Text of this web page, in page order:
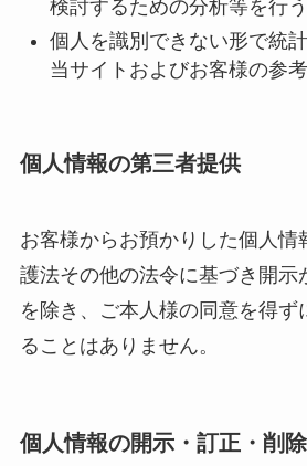
検討するための分析等を行う
個人を識別できない形で統
当サイトおよびお客様の参
個人情報の第三者提供
お客様からお預かりした個人情
護法その他の法令に基づき開示
を除き、ご本人様の同意を得ず
ることはありません。
個人情報の開示・訂正・削